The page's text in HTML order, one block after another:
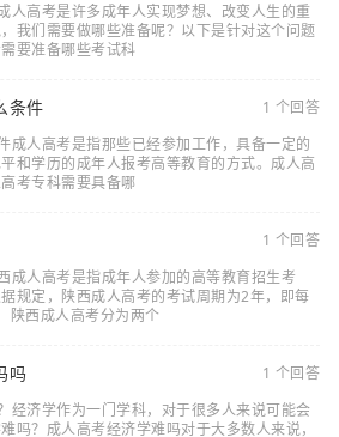
人高考是许多成年人实现梦想、改变人生的重
我们需要做哪些准备呢？以下是针对这个问题
要准备哪些考试科
条件
1 个回答
成人高考是指那些已经参加工作，具备一定的
和学历的成年人报考高等教育的方式。成人高
考专科需要具备哪
1 个回答
成人高考是指成年人参加的高等教育招生考
规定，陕西成人高考的考试周期为2年，即每
陕西成人高考分为两个
吗
1 个回答
经济学作为一门学科，对于很多人来说可能会
吗？成人高考经济学难吗对于大多数人来说，